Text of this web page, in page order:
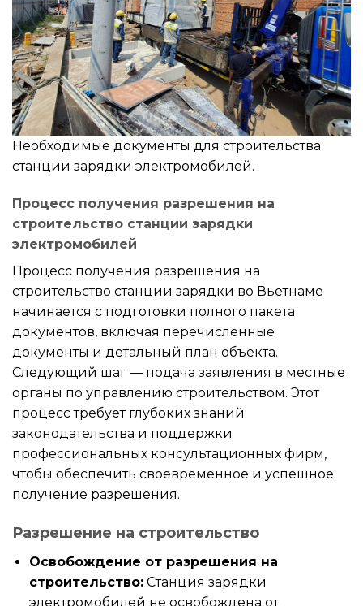
Необходимые документы для строительства
станции зарядки электромобилей.
Процесс получения разрешения на
строительство станции зарядки
электромобилей
Процесс получения разрешения на
строительство станции зарядки во Вьетнаме
начинается с подготовки полного пакета
документов, включая перечисленные
документы и детальный план объекта.
Следующий шаг — подача заявления в местные
органы по управлению строительством. Этот
процесс требует глубоких знаний
законодательства и поддержки
профессиональных консультационных фирм,
чтобы обеспечить своевременное и успешное
получение разрешения.
Разрешение на строительство
Освобождение от разрешения на
строительство:Станция зарядки
электромобилей не освобождена от